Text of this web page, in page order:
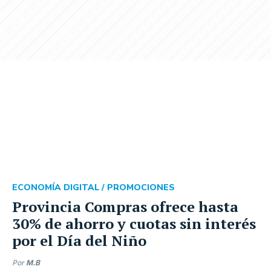
Provincia Compras ofrece hasta
30% de ahorro y cuotas sin interés
por el Día del Niño
ECONOMÍA DIGITAL / PROMOCIONES
Por M.B